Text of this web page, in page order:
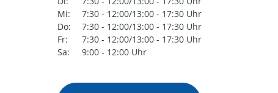
Mi:
7:30 - 12:00/13:00 - 17:30 Uhr
Do:
7:30 - 12:00/13:00 - 17:30 Uhr
Fr:
7:30 - 12:00/13:00 - 17:30 Uhr
Sa:
9:00 - 12:00 Uhr